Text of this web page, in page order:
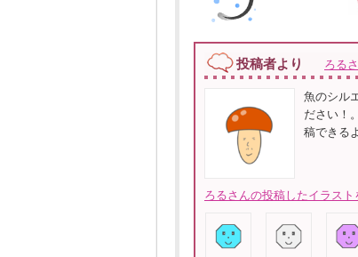
投稿者より ろる
魚のシル
ださい！
稿できる
ろるさんの投稿したイラスト